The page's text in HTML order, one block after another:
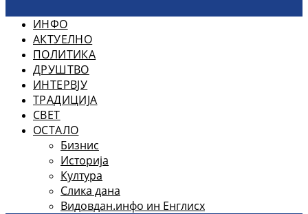
ИНФО
АКТУЕЛНО
ПОЛИТИКА
ДРУШТВО
ИНТЕРВЈУ
ТРАДИЦИЈА
СВЕТ
ОСТАЛО
Бизнис
Историја
Култура
Слика дана
Видовдан.инфо ин Енглисх